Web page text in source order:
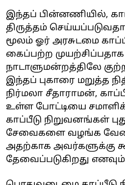
இந்தப் பின்னணியில்,
திருத்தம்
மூலம் ஓர் அரசுடமை
கைப்பற்ற முயற்சிப்பதாக
நாடாளுமன்றத்திலே
இந்தப் புகாரை மறுத்த
நிர்மலா சீதாராமன்,
உள்ள போட்டியை
காப்பீடு நிறுவனங்கள்
சேவைகளை வழங்க
அதற்காக அவர்களுக்கு
தேவைப்படுகிறது